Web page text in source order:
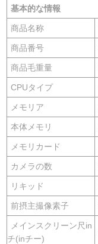
基本的な情報
商品名称
商品番号
商品毛重量
CPUタイプ
メモリア
本体メモリ
メモリカード
カメラの数
リキッド
前摂主撮像素子
メインスクリーン尺in
チ(inチー)